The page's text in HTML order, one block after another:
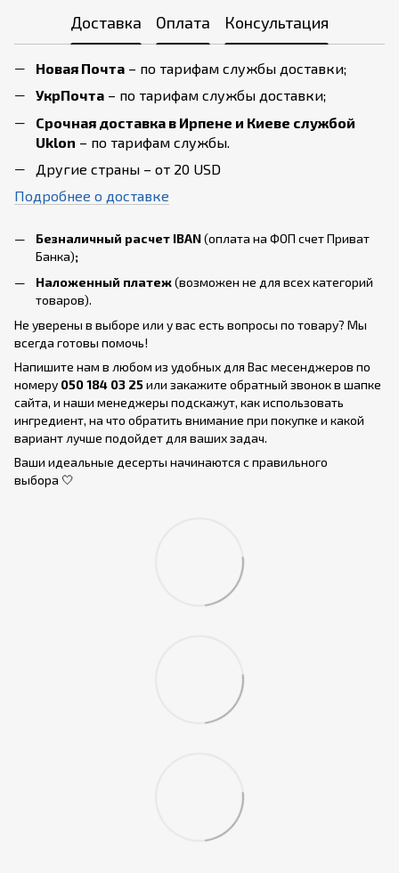
Доставка Оплата Консультация
Новая Почта – по тарифам службы доставки;
УкрПочта – по тарифам службы доставки;
Срочная доставка в Ирпене и Киеве службой
Uklon – по тарифам службы.
Другие страны – от 20 USD
Подробнее о доставке
Безналичный расчет IBAN(оплата на ФОП счет Приват
Банка);
Наложенный платеж(возможен не для всех категорий
товаров).
Не уверены в выборе или у вас есть вопросы по товару? Мы
всегда готовы помочь!
Напишите нам в любом из удобных для Вас месенджеров по
номеру 050 184 03 25или закажите обратный звонок в шапке
сайта, и наши менеджеры подскажут, как использовать
ингредиент, на что обратить внимание при покупке и какой
вариант лучше подойдет для ваших задач.
Ваши идеальные десерты начинаются с правильного
выбора 🤍